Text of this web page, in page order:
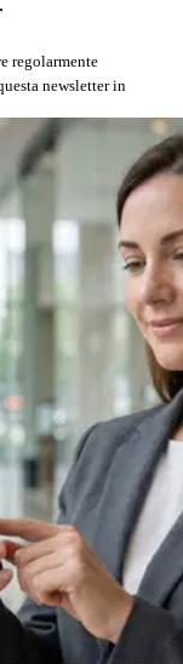
regolarmente
newsletter in